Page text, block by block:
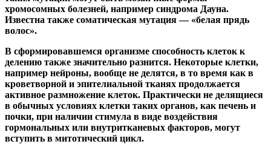
хромосомных болезней, например синдрома Дауна.
Известна также соматическая мутация — «белая прядь
волос».
В сформировавшемся организме способность клеток к
делению также значительно разнится. Некоторые клетки,
например нейроны, вообще не делятся, в то время как в
кроветворной и эпителиальной тканях продолжается
активное размножение клеток. Практически не делящиеся
в обычных условиях клетки таких органов, как печень и
почки, при наличии стимула в виде воздействия
гормональных или внутритканевых факторов, могут
вступить в митотический цикл.